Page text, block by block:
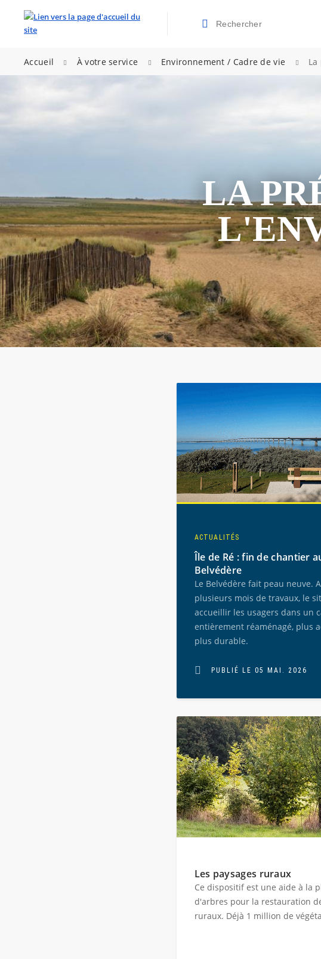
Valider la recherche
Accueil À votre service Environnement / Cadre de vie
LA
ACTUALITÉS
Île de Ré : fin de chantier
Belvédère
Le Belvédère fait peau neuve.
plusieurs mois de travaux, le
accueillir les usagers dans un
entièrement réaménagé, plus
plus durable.
PUBLIÉ LE 05 MAI. 2026
Les paysages ruraux
Ce dispositif est une aide à la
d'arbres pour la restauration
ruraux. Déjà 1 million de